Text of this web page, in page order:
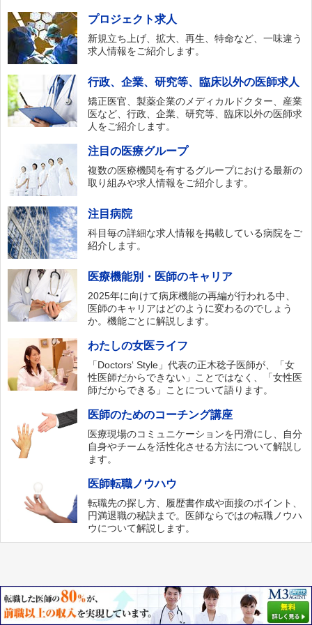
プロジェクト求人
新規立ち上げ、拡大、再生、特命など、一味違う
求人情報をご紹介します。
行政、企業、研究等、臨床以外の医師求人
矯正医官、製薬企業のメディカルドクター、産業
医など、行政、企業、研究等、臨床以外の医師求
人をご紹介します。
注目の医療グループ
複数の医療機関を有するグループにおける最新の
取り組みや求人情報をご紹介します。
注目病院
科目毎の詳細な求人情報を掲載している病院をご
紹介します。
医療機能別・医師のキャリア
2025年に向けて病床機能の再編が行われる中、
医師のキャリアはどのように変わるのでしょう
か。機能ごとに解説します。
わたしの女医ライフ
「Doctors‘ Style」代表の正木稔子医師が、「女
性医師だからできない」ことではなく、「女性医
師だからできる」ことについて語ります。
医師のためのコーチング講座
医療現場のコミュニケーションを円滑にし、自分
自身やチームを活性化させる方法について解説し
ます。
医師転職ノウハウ
転職先の探し方、履歴書作成や面接のポイント、
円満退職の秘訣まで。医師ならではの転職ノウハ
ウについて解説します。